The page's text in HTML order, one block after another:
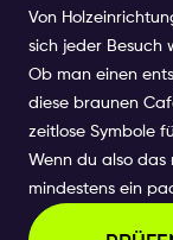
Von
sich jeder Besuch
Ob man einen
diese braunen
zeitlose Symbole
Wenn du also
mindestens ein